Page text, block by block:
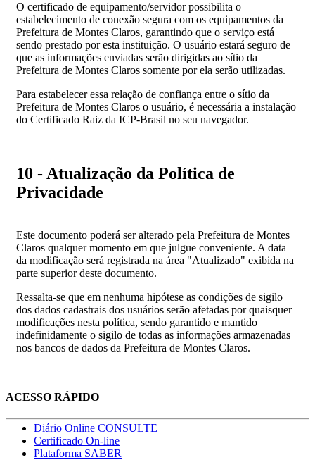
O certificado de equipamento/servidor possibilita o
estabelecimento de conexão segura com os equipamentos da
Prefeitura de Montes Claros, garantindo que o serviço está
sendo prestado por esta instituição. O usuário estará seguro de
que as informações enviadas serão dirigidas ao sítio da
Prefeitura de Montes Claros somente por ela serão utilizadas.
Para estabelecer essa relação de confiança entre o sítio da
Prefeitura de Montes Claros o usuário, é necessária a instalação
do Certificado Raiz da ICP-Brasil no seu navegador.
10 - Atualização da Política de
Privacidade
Este documento poderá ser alterado pela Prefeitura de Montes
Claros qualquer momento em que julgue conveniente. A data
da modificação será registrada na área "Atualizado" exibida na
parte superior deste documento.
Ressalta-se que em nenhuma hipótese as condições de sigilo
dos dados cadastrais dos usuários serão afetadas por quaisquer
modificações nesta política, sendo garantido e mantido
indefinidamente o sigilo de todas as informações armazenadas
nos bancos de dados da Prefeitura de Montes Claros.
ACESSO RÁPIDO
Diário Online CONSULTE
Certificado On-line
Plataforma SABER